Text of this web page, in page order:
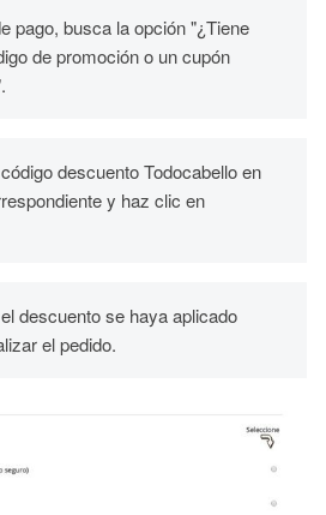
pago, busca la opción "¿Tiene
de promoción o un cupón
descuento Todocabello en
y haz clic en
descuento se haya aplicado
el pedido.